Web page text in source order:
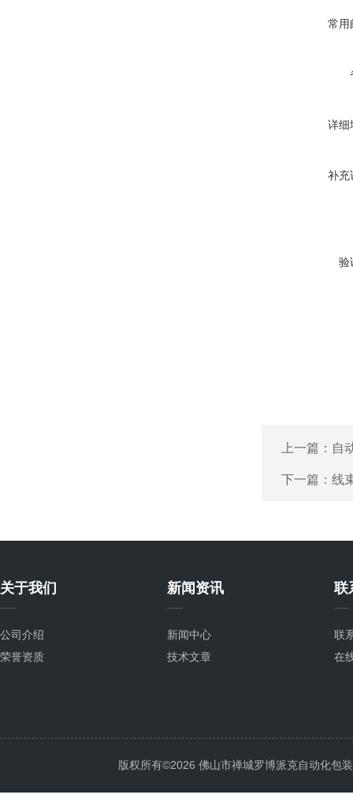
常用
详细
补充
验
上一篇： 自
下一篇： 线
关于我们
公司介绍
荣誉资质
新闻资讯
新闻中心
技术文章
联
联
在
版权所有©2026 佛山市禅城罗博派克自动化